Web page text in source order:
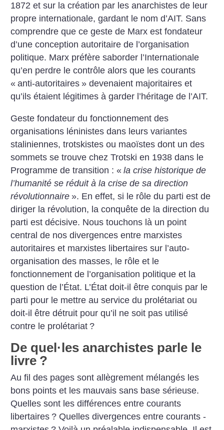
1872 et sur la création par les anarchistes de leur
propre internationale, gardant le nom d’AIT. Sans
comprendre que ce geste de Marx est fondateur
d’une conception autoritaire de l’organisation
politique. Marx préfère saborder l’Internationale
qu’en perdre le contrôle alors que les courants
« anti-autoritaires » devenaient majoritaires et
qu’ils étaient légitimes à garder l’héritage de l’AIT.
Geste fondateur du fonctionnement des
organisations léninistes dans leurs variantes
staliniennes, trotskistes ou maoïstes dont un des
sommets se trouve chez Trotski en 1938 dans le
Programme de transition : « la crise historique de
l’humanité se réduit à la crise de sa direction
révolutionnaire ». En effet, si le rôle du parti est de
diriger la révolution, la conquête de la direction du
parti est décisive. Nous touchons là un point
central de nos divergences entre marxistes
autoritaires et marxistes libertaires sur l’auto-
organisation des masses, le rôle et le
fonctionnement de l’organisation politique et la
question de l’État. L’État doit-il être conquis par le
parti pour le mettre au service du prolétariat ou
doit-il être détruit pour qu’il ne soit pas utilisé
contre le prolétariat ?
De quel·les anarchistes parle le
livre ?
Au fil des pages sont allègrement mélangés les
bons points et les mauvais sans base sérieuse.
Quelles sont les différences entre courants
libertaires ? Quelles divergences entre courants ­